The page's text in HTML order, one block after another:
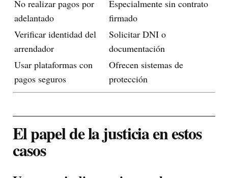
No realizar pagos por
adelantado
Especialmente sin contrato
firmado
Verificar identidad del
arrendador
Solicitar DNI o
documentación
Usar plataformas con
pagos seguros
Ofrecen sistemas de
protección
El papel de la justicia en estos
casos